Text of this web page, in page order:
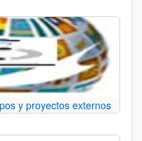
y proyectos externos